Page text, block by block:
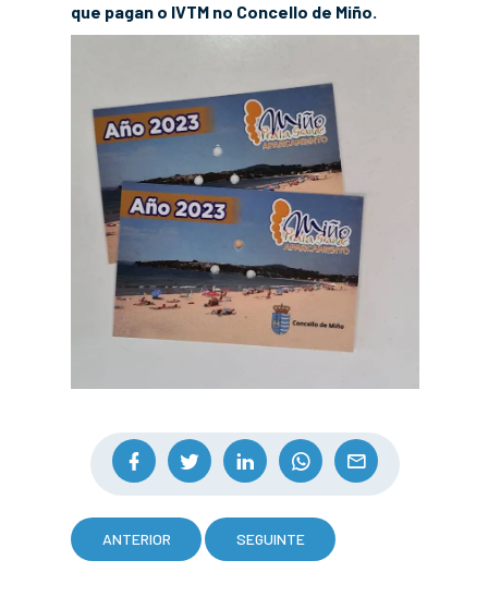
que pagan o IVTM no Concello de Miño.
ANTERIOR SEGUINTE